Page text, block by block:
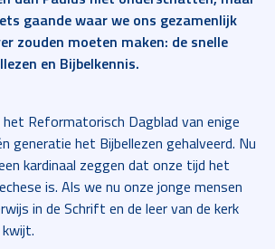
gaande waar we ons gezamenlijk
zouden moeten maken: de snelle
en Bijbelkennis.
het Reformatorisch Dagblad van enige
generatie het Bijbellezen gehalveerd. Nu
kardinaal zeggen dat onze tijd het
is. Als we nu onze jonge mensen
in de Schrift en de leer van de kerk